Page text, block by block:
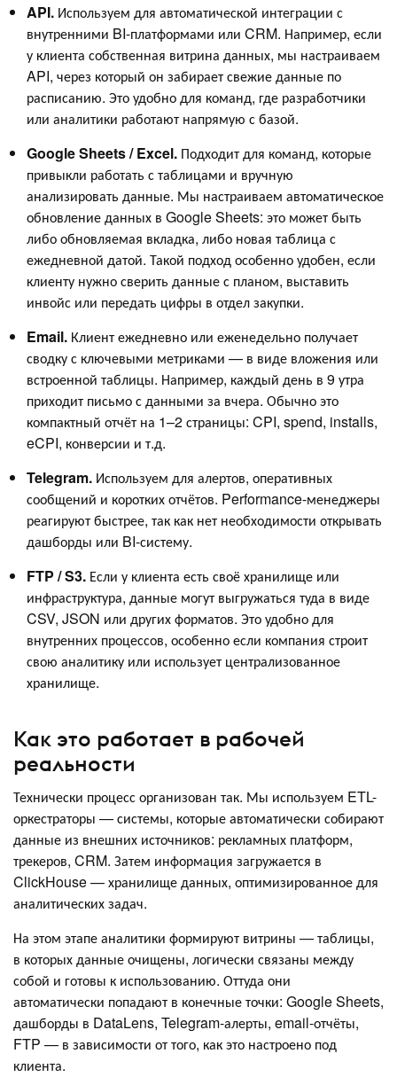
API. Используем для автоматической интеграции с
внутренними BI-платформами или CRM. Например, если
у клиента собственная витрина данных, мы настраиваем
API, через который он забирает свежие данные по
расписанию. Это удобно для команд, где разработчики
или аналитики работают напрямую с базой.
Google Sheets / Excel. Подходит для команд, которые
привыкли работать с таблицами и вручную
анализировать данные. Мы настраиваем автоматическое
обновление данных в Google Sheets: это может быть
либо обновляемая вкладка, либо новая таблица с
ежедневной датой. Такой подход особенно удобен, если
клиенту нужно сверить данные с планом, выставить
инвойс или передать цифры в отдел закупки.
Email. Клиент ежедневно или еженедельно получает
сводку с ключевыми метриками — в виде вложения или
встроенной таблицы. Например, каждый день в 9 утра
приходит письмо с данными за вчера. Обычно это
компактный отчёт на 1–2 страницы: CPI, spend, installs,
eCPI, конверсии и т.д.
Telegram. Используем для алертов, оперативных
сообщений и коротких отчётов. Performance-менеджеры
реагируют быстрее, так как нет необходимости открывать
дашборды или BI-систему.
FTP / S3. Если у клиента есть своё хранилище или
инфраструктура, данные могут выгружаться туда в виде
CSV, JSON или других форматов. Это удобно для
внутренних процессов, особенно если компания строит
свою аналитику или использует централизованное
хранилище.
Как это работает в рабочей
реальности
Технически процесс организован так. Мы используем ETL-
оркестраторы — системы, которые автоматически собирают
данные из внешних источников: рекламных платформ,
трекеров, CRM. Затем информация загружается в
ClickHouse — хранилище данных, оптимизированное для
аналитических задач.
На этом этапе аналитики формируют витрины — таблицы,
в которых данные очищены, логически связаны между
собой и готовы к использованию. Оттуда они
автоматически попадают в конечные точки: Google Sheets,
дашборды в DataLens, Telegram-алерты, email-отчёты,
FTP — в зависимости от того, как это настроено под
клиента.